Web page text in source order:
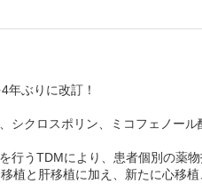
。
。
る患者など
患者・透析患者へはどう対応すればよい
年ぶりに改訂！
シクロスポリン、ミコフェノー
うTDMにより、患者個別の薬
植と肝移植に加え、新たに心移